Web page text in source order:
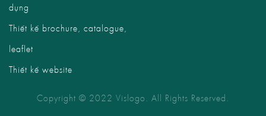
dựng
Thiết kế brochure, catalogue,
leaflet
Thiết kế website
Copyright © 2022 Vislogo. All Rights Reserved.